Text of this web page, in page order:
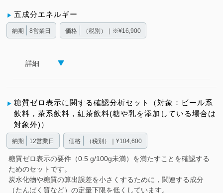
五成分エネルギー
納期 8営業日 価格 （税別）｜※¥16,900
詳細
糖質ゼロ表示に関する確認分析セット（対象：ビール系
飲料，茶系飲料，紅茶飲料(糖や乳を添加している場合は
対象外)）
納期 12営業日 価格 （税別）｜¥104,600
糖質ゼロ表示の要件（0.5 g/100g未満）を満たすことを確認する
ためのセットです。
炭水化物や糖質の算出誤差を小さくするために，関連する成分
（たんぱく質など）の定量下限を低くしています。